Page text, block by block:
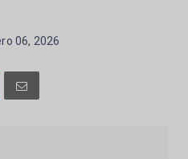
06, 2026